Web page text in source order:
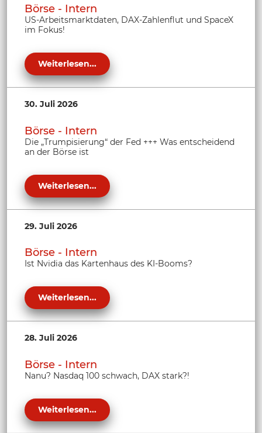
Börse - Intern
US-Arbeitsmarktdaten, DAX-Zahlenflut und SpaceX
im Fokus!
Weiterlesen...
30. Juli 2026
Börse - Intern
Die „Trumpisierung“ der Fed +++ Was entscheidend
an der Börse ist
Weiterlesen...
29. Juli 2026
Börse - Intern
Ist Nvidia das Kartenhaus des KI-Booms?
Weiterlesen...
28. Juli 2026
Börse - Intern
Nanu? Nasdaq 100 schwach, DAX stark?!
Weiterlesen...